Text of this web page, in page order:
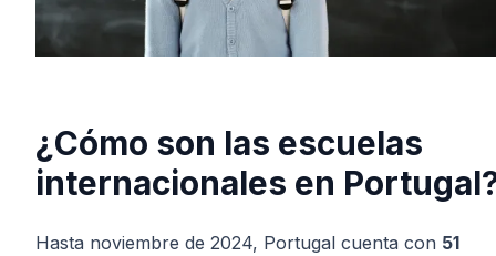
¿Cómo son las escuelas
internacionales en
Hasta noviembre de 2024, Portugal cuenta con 51